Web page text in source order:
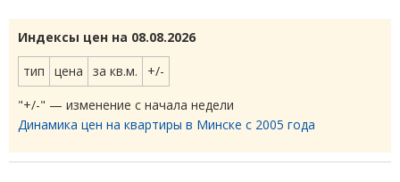
Индексы цен на 08.08.2026
тип
цена за кв.м.
+/-
"+/-" — изменение с начала недели
Динамика цен на квартиры в Минске с 2005 года